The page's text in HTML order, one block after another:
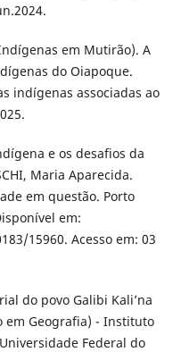
em Mutirão). A
do Oiapoque.
indígenas associadas ao
e os desafios da
Maria Aparecida.
em questão. Porto
em:
15960. Acesso em: 03
do povo Galibi Kali’na
em Geografia) - Instituto
Federal do